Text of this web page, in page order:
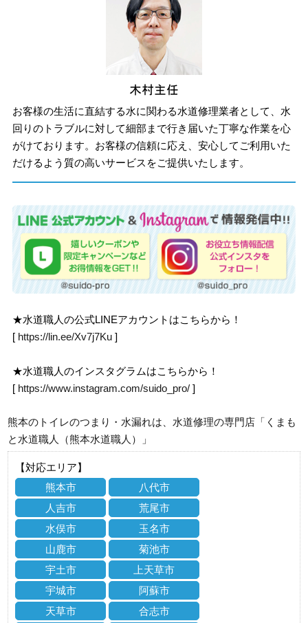
お客様の生活に直結する水に関わる水道修理業者として、水
回りのトラブルに対して細部まで行き届いた丁寧な作業を心
がけております。お客様の信頼に応え、安心してご利用いた
だけるよう質の高いサービスをご提供いたします。
★水道職人の公式LINEアカウントはこちらから！
[ https://lin.ee/Xv7j7Ku ]
★水道職人のインスタグラムはこちらから！
[ https://www.instagram.com/suido_pro/ ]
熊本のトイレのつまり・水漏れは、水道修理の専門店「くまも
と水道職人（熊本水道職人）」
【対応エリア】
熊本市
八代市
人吉市
荒尾市
水俣市
玉名市
山鹿市
菊池市
宇土市
上天草市
宇城市
阿蘇市
天草市
合志市